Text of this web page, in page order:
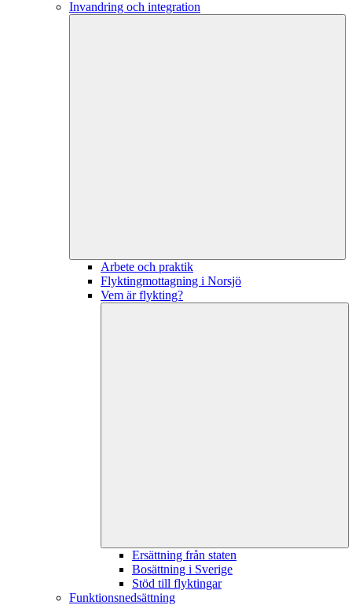
Invandring och integration
Arbete och praktik
Flyktingmottagning i Norsjö
Vem är flykting?
Ersättning från staten
Bosättning i Sverige
Stöd till flyktingar
Funktionsnedsättning